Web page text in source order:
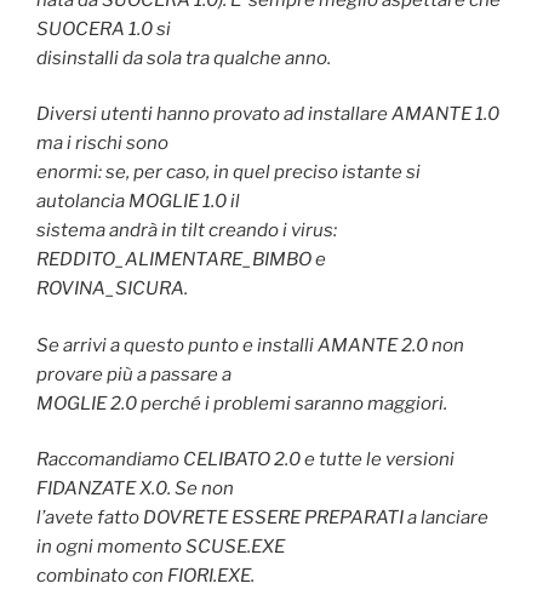
SUOCERA 1.0 si
disinstalli da sola tra qualche anno.
Diversi utenti hanno provato ad installare AMANTE 1.0
ma i rischi sono
enormi: se, per caso, in quel preciso istante si
autolancia MOGLIE 1.0 il
sistema andrà in tilt creando i virus:
REDDITO_ALIMENTARE_BIMBO e
ROVINA_SICURA.
Se arrivi a questo punto e installi AMANTE 2.0 non
provare più a passare a
MOGLIE 2.0 perché i problemi saranno maggiori.
Raccomandiamo CELIBATO 2.0 e tutte le versioni
FIDANZATE X.0. Se non
l’avete fatto DOVRETE ESSERE PREPARATI a lanciare
in ogni momento SCUSE.EXE
combinato con FIORI.EXE.